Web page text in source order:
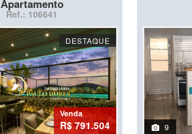
Apartamento
Ref.: 106641
DESTAQUE
Venda
R$ 791.504 9